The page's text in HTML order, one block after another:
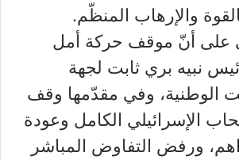
والإرهاب المنظّم.
على أنّ موقف حركة أمل
نبيه بري ثابت لجهة
الوطنية، وفي مقدّمها وقف
الإسرائيلي الكامل وعودة
ورفض التفاوض المباشر